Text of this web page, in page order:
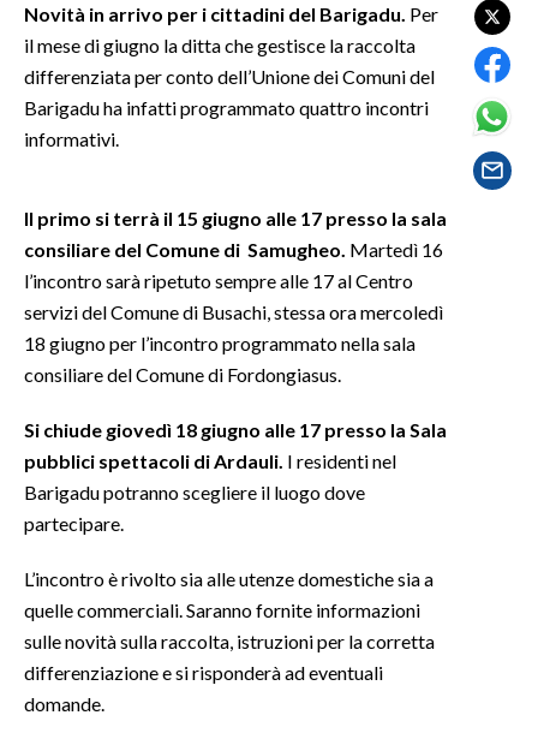
GOSSIP
SALUTE
SARDI NEL MONDO
EVENTI
INSULARITÀ
ABBONATI
ANNUNCI
NECROLOGI
PUBBLICITÀ
Novità in arrivo per i cittadini del Barigadu. Per
il mese di giugno la ditta che gestisce la raccolta
differenziata per conto dell’Unione dei Comuni del
Barigadu ha infatti programmato quattro incontri
informativi.
Il primo si terrà il 15 giugno alle 17 presso la sala
consiliare del Comune di Samugheo. Martedì 16
l’incontro sarà ripetuto sempre alle 17 al Centro
servizi del Comune di Busachi, stessa ora mercoledì
18 giugno per l’incontro programmato nella sala
consiliare del Comune di Fordongiasus.
Si chiude giovedì 18 giugno alle 17 presso la Sala
pubblici spettacoli di Ardauli. I residenti nel
Barigadu potranno scegliere il luogo dove
partecipare.
L’incontro è rivolto sia alle utenze domestiche sia a
quelle commerciali. Saranno fornite informazioni
sulle novità sulla raccolta, istruzioni per la corretta
differenziazione e si risponderà ad eventuali
domande.